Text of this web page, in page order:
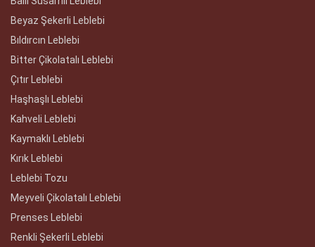
Beyaz Şekerli Leblebi
Bıldırcın Leblebi
Bitter Çikolatalı Leblebi
Çıtır Leblebi
Haşhaşlı Leblebi
Kahveli Leblebi
Kaymaklı Leblebi
Kırık Leblebi
Leblebi Tozu
Meyveli Çikolatalı Leblebi
Prenses Leblebi
Renkli Şekerli Leblebi